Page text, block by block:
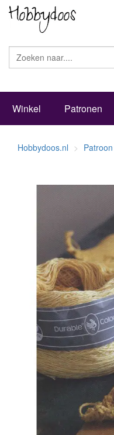
Winkel Patronen
Hobbydoos.nl Patroon